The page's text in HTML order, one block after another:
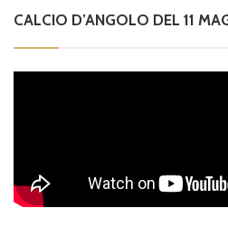
CALCIO D’ANGOLO DEL 11